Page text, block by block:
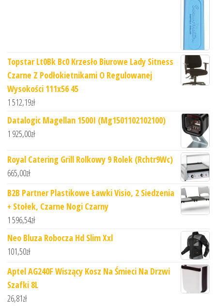
Topstar Lt0Bk Bc0 Krzesło Biurowe Lady Sitness
Czarne Z Podłokietnikami O Regulowanej
Wysokości 111x56 45
1 512,19zł
Datalogic Magellan 1500I (Mg1501102102100)
1 925,00zł
Royal Catering Grill Rolkowy 9 Rolek (Rchtr9Wc)
665,00zł
B2B Partner Plastikowe Ławki Visio, 2 Siedzenia
+ Stołek, Czarne Nogi Czarny
1 596,54zł
Neo Bluza Robocza Hd Slim Xxl
101,50zł
Aptel AG240F Wiszący Kosz Na Śmieci Na Drzwi
Szafki 8L
26,81zł